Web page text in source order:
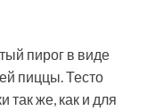
пирог в виде
пиццы. Тесто
так же, как и для